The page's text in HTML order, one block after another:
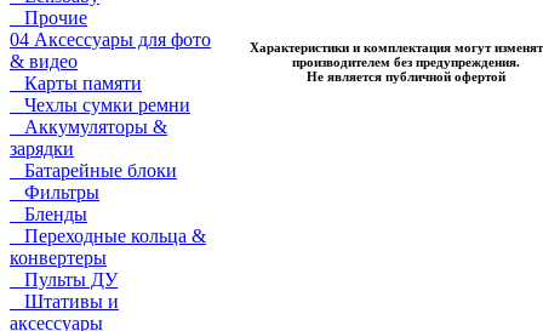
Прочие
04 Аксессуары для фото
& видео
Карты памяти
Чехлы сумки ремни
Аккумуляторы &
зарядки
Батарейные блоки
Фильтры
Бленды
Переходные кольца &
конвертеры
Пульты ДУ
Штативы и
аксессуары
Характеристики и комплектация могут
производителем без предупреждения.
Не является публичной офертой